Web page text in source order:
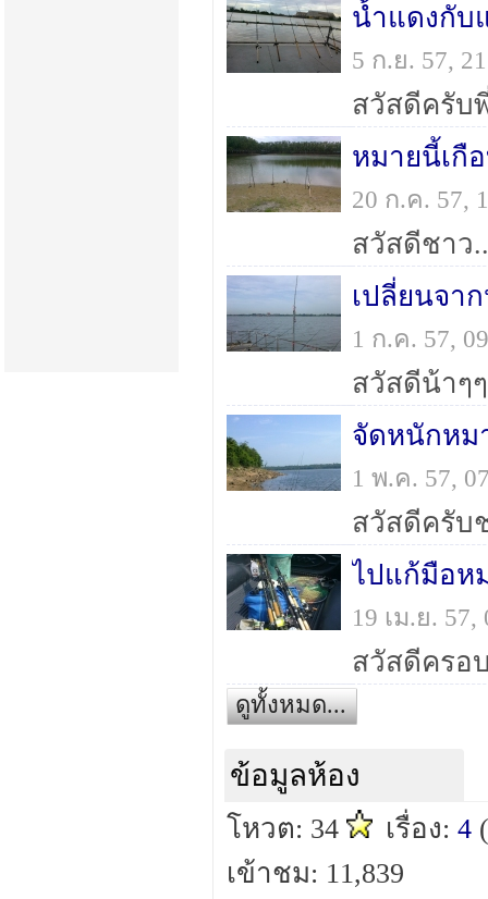
น้ำแดงกับ
5 ก.ย. 57,
หมายนี้เกื
20 ก.ค. 57,
เปลี่ยนจา
1 ก.ค. 57,
จัดหนักหม
1 พ.ค. 57,
ไปแก้มือห
19 เม.ย.
ดูทั้งหมด...
ข้อมูลห้อง
โหวต: 34 เรื่อง:4
เข้าชม: 11,839